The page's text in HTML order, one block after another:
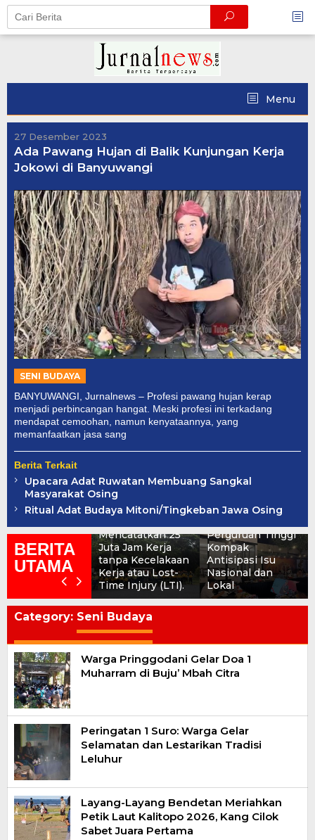
Skip
content
Menu
27 Desember 2023
Ada Pawang Hujan di Balik Kunjungan Kerja
Jokowi di Banyuwangi
SENI BUDAYA
BANYUWANGI, Jurnalnews – Profesi pawang hujan kerap
menjadi perbincangan hangat. Meski profesi ini terkadang
mendapat cemoohan, namun kenyataannya, yang
memanfaatkan jasa sang
Berita Terkait
Upacara Adat Ruwatan Membuang Sangkal
Masyarakat Osing
Ritual Adat Budaya Mitoni/Tingkeban Jawa Osing
BERITA
UTAMA
Mencatatkan 25
Juta Jam Kerja
tanpa Kecelakaan
Kerja atau Lost-
Time Injury (LTI).
Banyuwangi dan
Perguruan Tinggi
Kompak
Antisipasi Isu
Nasional dan
Lokal
Category: Seni Budaya
Warga Pringgodani Gelar Doa 1
Muharram di Buju’ Mbah Citra
Peringatan 1 Suro: Warga Gelar
Selamatan dan Lestarikan Tradisi
Leluhur
Layang-Layang Bendetan Meriahkan
Petik Laut Kalitopo 2026, Kang Cilok
Sabet Juara Pertama